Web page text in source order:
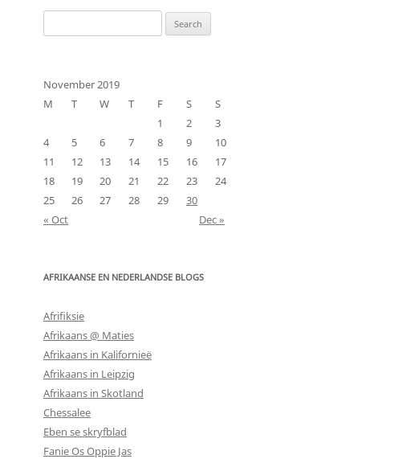
for:
November 2019
M
T W T F S
S
1
2
3
4
5 6 7 8 9
10
11
12 13 14 15 16
17
18
19 20 21 22 23
24
25
26 27 28 29
30
« Oct
Dec »
AFRIKAANSE EN NEDERLANDSE BLOGS
Afrifiksie
Afrikaans @ Maties
Afrikaans in Kalifornieë
Afrikaans in Leipzig
Afrikaans in Skotland
Chessalee
Eben se skryfblad
Fanie Os Oppie Jas